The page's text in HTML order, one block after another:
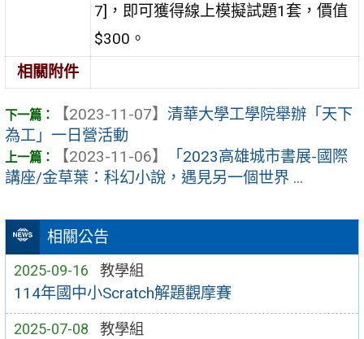
相關公告
2025-09-16 教學組
114年國中小Scratch解題觀摩賽
2025-07-08 教學組
7]，即可獲得線上模擬試題1套，價值
$300。
相關附件
【2023-11-07】 清華大學工學院舉辦「天下
為工」一日營活動
【2023-11-06】
「2023高雄城市書展-國際
講座/金草葉：科幻小說，遇見另一個世界 ...